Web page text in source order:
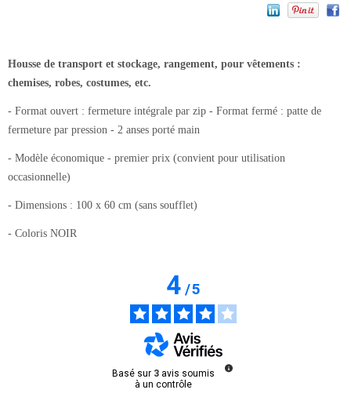
Housse de transport et stockage, rangement, pour vêtements :
chemises, robes, costumes, etc.
- Format ouvert : fermeture intégrale par zip - Format fermé : patte de
fermeture par pression - 2 anses porté main
- Modèle économique - premier prix (convient pour utilisation
occasionnelle)
- Dimensions : 100 x 60 cm (sans soufflet)
- Coloris NOIR
4/5
Basé sur 3 avis soumis
à un contrôle